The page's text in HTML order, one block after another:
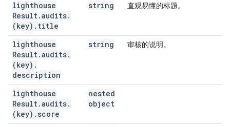
lighthouse
Result.audits.
(key) . title
string 直观易懂的标题。
lighthouse
Result.audits.
(key) .
description
string 审核的说明。
lighthouse
Result.audits.
(key) . score
nested
object